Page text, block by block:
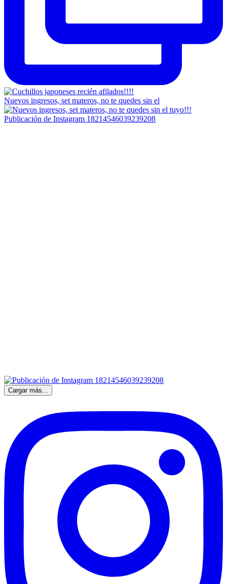
Nuevos ingresos, set materos, no te quedes sin el
Publicación de Instagram 18214546039239208
Cargar más...